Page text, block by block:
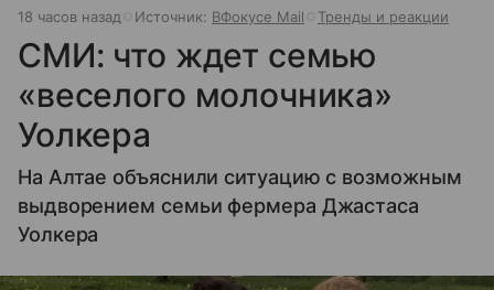
18 часов назад Источник: ВФокусе Mail Тренды и реакции
СМИ: что ждет семью
«веселого молочника»
Уолкера
На Алтае объяснили ситуацию с возможным
выдворением семьи фермера Джастаса
Уолкера